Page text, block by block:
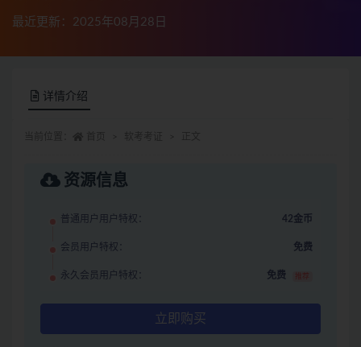
最近更新：2025年08月28日
详情介绍
资源信息
普通用户用户特权： 42金币
会员用户特权： 免费
永久会员用户特权： 免费 推荐
立即购买